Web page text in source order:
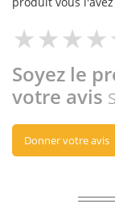
Soyez le
votre avis
Donner votre avis